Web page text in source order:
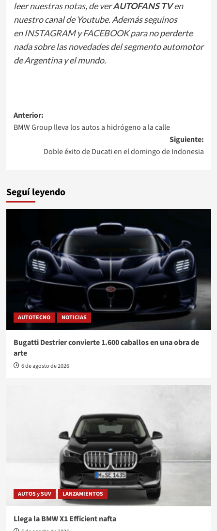
leernuestras notas, de ver AUTOFANS TVen
nuestrocanal de Youtube. Además seguinos
enINSTAGRAMyFACEBOOKpara no perderte
nada sobre las novedades del segmento automotor
de Argentina y el mundo.
Navegación
de
entradas
Anterior:
BMW Group lleva los autos a hidrógeno a la calle
Siguiente:
Doble éxito de Ducati en el domingo de Indonesia
Seguí leyendo
AUTOTECNO NOTICIAS
Bugatti Destrier convierte 1.600 caballos en una obra de
arte
6 de agosto de 2026
AUTOS y SUV LANZAMIENTOS
Llega la BMW X1 Efficient nafta